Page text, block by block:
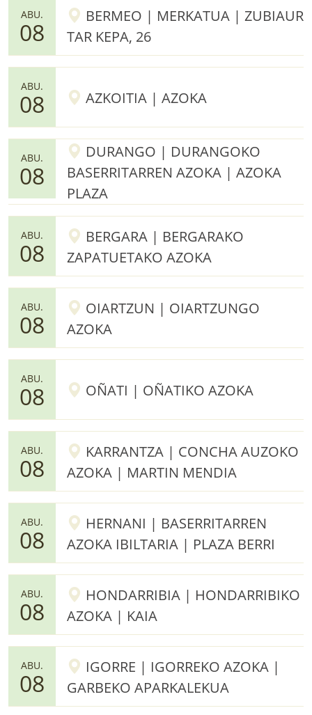
ABU.
08
BERMEO | MERKATUA | ZUBIAUR
TAR KEPA, 26
ABU.
08 AZKOITIA | AZOKA
ABU.
08
DURANGO | DURANGOKO
BASERRITARREN AZOKA | AZOKA
PLAZA
ABU.
08
BERGARA | BERGARAKO
ZAPATUETAKO AZOKA
ABU.
08
OIARTZUN | OIARTZUNGO
AZOKA
ABU.
08 OÑATI | OÑATIKO AZOKA
ABU.
08
KARRANTZA | CONCHA AUZOKO
AZOKA | MARTIN MENDIA
ABU.
08
HERNANI | BASERRITARREN
AZOKA IBILTARIA | PLAZA BERRI
ABU.
08
HONDARRIBIA | HONDARRIBIKO
AZOKA | KAIA
ABU.
08
IGORRE | IGORREKO AZOKA |
GARBEKO APARKALEKUA